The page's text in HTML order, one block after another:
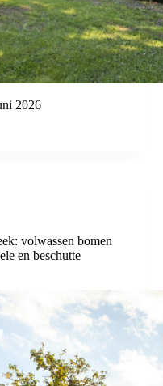
2026
volwassen bomen
en beschutte